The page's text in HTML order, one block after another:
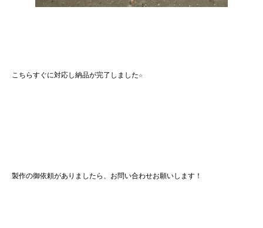
こちらすぐに対応し納品が完了しました☆
製作の御依頼がありましたら、お問い合わせお願いします！